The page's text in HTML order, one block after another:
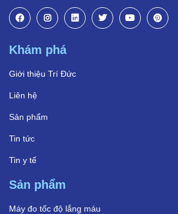
Khám phá
Giới thiệu Trí Đức
Liên hệ
Sản phẩm
Tin tức
Tin y tế
Sản phẩm
Máy đo tốc độ lắng máu